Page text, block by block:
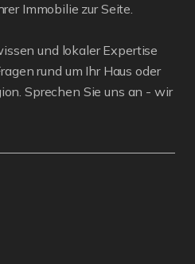
Immobilie zur Seite.
und lokaler Expertise
rund um Ihr Haus oder
Sprechen Sie uns an - wir